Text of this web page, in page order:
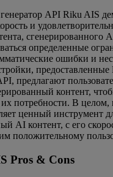
API Riku AIS
и
сгенерированного
определенные
ошибки и
предлагают
контент,
их потребности. В целом,
ценный инструмент
AI контент, с его
положительному
Pros & Cons